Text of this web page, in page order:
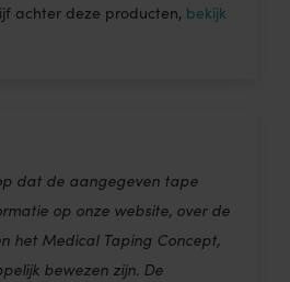
achter deze producten, bekijk
dat de aangegeven tape
op onze website, over de
het Medical Taping Concept,
bewezen zijn. De